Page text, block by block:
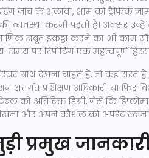
जांच के अलावा, शाम को ट्रैफिक
करनी पड़ती है। अक्सर उन्हें
सबूत इकट्ठा करने का भी काम
पर रिपोर्टिंग एक महत्वपूर्ण
ग्रोथ देखना चाहते हैं, तो कई रास्ते
अंतर्गत प्रशिक्षण अधिकारी या फिर
को अतिरिक्त डिग्री, जैसे कि
और अपने कौशल को अपडेट रखना
प्रमुख